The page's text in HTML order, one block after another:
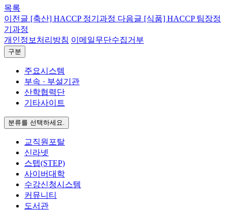
목록
이전글 [축산] HACCP 정기과정 다음글 [식품] HACCP 팀장정
기과정
개인정보처리방침 이메일무단수집거부
구분
주요시스템
부속 · 부설기관
산학협력단
기타사이트
분류를 선택하세요.
교직원포탈
신라넷
스텝(STEP)
사이버대학
수강신청시스템
커뮤니티
도서관